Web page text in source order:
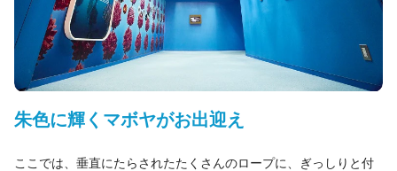
朱色に輝くマボヤがお出迎え
ここでは、垂直にたらされたたくさんのロープに、ぎっしりと付